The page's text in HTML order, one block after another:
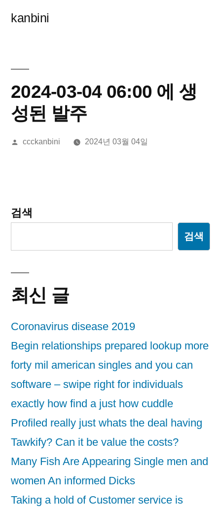
kanbini
2024-03-04 06:00 에 생
성된 발주
올
ccckanbini 2024년 03월 04일
검색
검색
최신 글
Coronavirus disease 2019
Begin relationships prepared lookup more
forty mil american singles and you can
software – swipe right for individuals
exactly how find a just how cuddle
Profiled really just whats the deal having
Tawkify? Can it be value the costs?
Many Fish Are Appearing Single men and
women An informed Dicks
Taking a hold of Customer service is